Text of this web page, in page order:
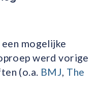
mogelijke
werd vorige
(o.a. BMJ, The